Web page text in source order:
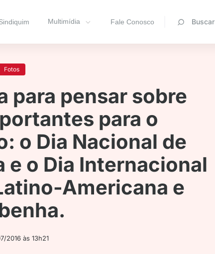
Multimídia Fale Conosco Buscar
Fotos
para pensar sobre
para o
o Dia Nacional de
e o Dia Internacional
Americana e
2016 às 13h21